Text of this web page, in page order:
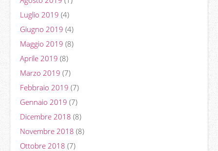
Luglio 2019 (4)
Giugno 2019 (4)
Maggio 2019 (8)
Aprile 2019 (8)
Marzo 2019 (7)
Febbraio 2019 (7)
Gennaio 2019 (7)
Dicembre 2018 (8)
Novembre 2018 (8)
Ottobre 2018 (7)